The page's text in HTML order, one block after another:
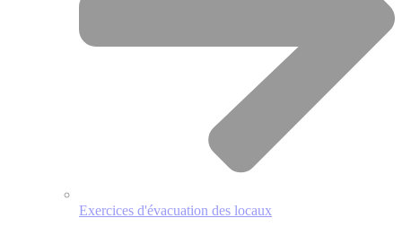
Exercices d'évacuation des locaux